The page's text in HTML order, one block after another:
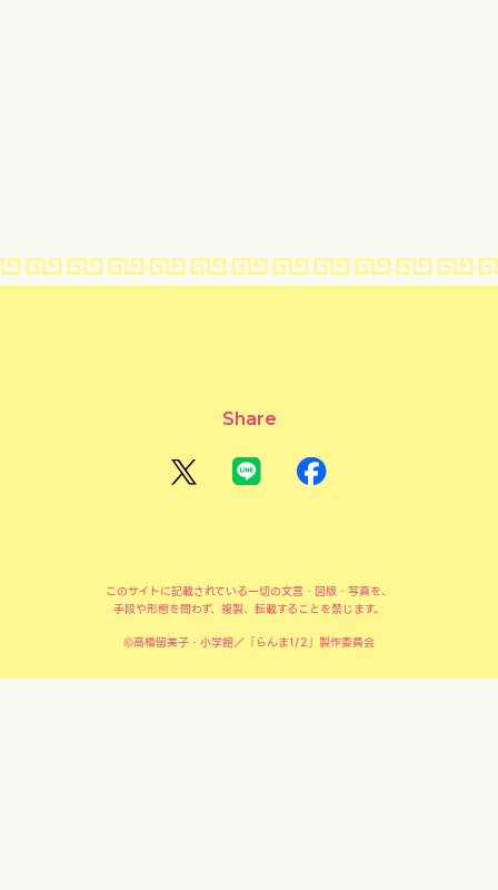
Share
このサイトに記載されている一切の文言・図版・写真を、
手段や形態を問わず、複製、転載することを禁じます。
©高橋留美子・小学館／「らんま1/2」製作委員会